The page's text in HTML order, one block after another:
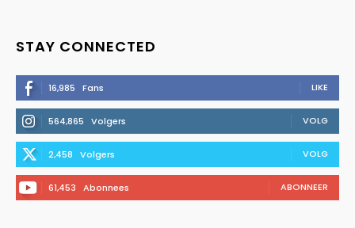
STAY CONNECTED
16,985 Fans LIKE
564,865 Volgers VOLG
2,458 Volgers VOLG
61,453 Abonnees ABONNEER